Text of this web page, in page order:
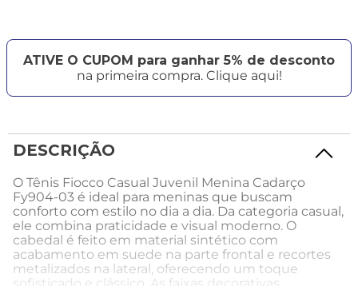
ATIVE O CUPOM para ganhar 5% de desconto
na primeira compra. Clique aqui!
DESCRIÇÃO
O Tênis Fiocco Casual Juvenil Menina Cadarço
Fy904-03 é ideal para meninas que buscam
conforto com estilo no dia a dia. Da categoria casual,
ele combina praticidade e visual moderno. O
cabedal é feito em material sintético com
acabamento em suede na parte frontal e recortes
metalizados na lateral, oferecendo um toque